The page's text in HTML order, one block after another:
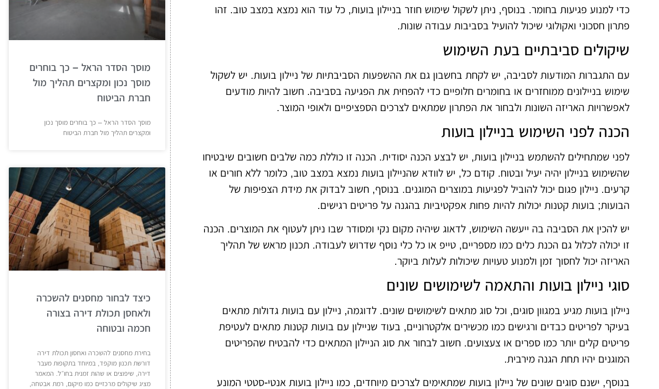
כדי למנוע פגיעות בחומר. בנוסף, ניתן לשקול שימוש חוזר בניילון בועות, כל עוד הוא נמצא במצב טוב. זהו
פתרון חסכוני ואקולוגי שיכול להועיל בסביבות עבודה שונות.
שיקולים סביבתיים בעת השימוש
עם התגברות המודעות לסביבה, יש לקחת בחשבון גם את ההשפעות הסביבתיות של ניילון בועות. יש לשקול
שימוש בניילונים ממוחזרים או בחומרים חלופיים כדי להפחית את הפגיעה בסביבה. חשוב להיות מודעים
לאפשרויות האריזה השונות ולבחור את הפתרון שמתאים לצרכים הספציפיים ולאופי המוצר.
הכנה לפני השימוש בניילון בועות
לפני שמתחילים להשתמש בניילון בועות, יש לבצע הכנה יסודית. הכנה זו כוללת כמה שלבים חשובים שיבטיחו
שהשימוש בניילון יהיה יעיל ובטוח. קודם כל, יש לוודא שהניילון בועות נמצא במצב טוב, כלומר ללא חורים או
קרעים. ניילון פגום יכול להוביל לפגיעות במוצרים המוגנים. בנוסף, חשוב לבדוק את מידת הצפיפות של
הבועות; בועות קטנות יכולות להיות פחות אפקטיביות בהגנה על פריטים רגישים.
יש להכין את הסביבה בה ייעשה השימוש, לדאוג שיהיה מקום נקי ומסודר שבו ניתן לעטוף את המוצרים. הכנה
זו יכולה לכלול גם הכנת כלים כמו מספריים, טייפ או כל כלי נוסף שדרוש לעבודה. תכנון מראש של תהליך
האריזה יכול לחסוך זמן ולמנוע טעויות שיכולות לעלות ביוקר.
סוגי ניילון בועות והתאמה לשימושים שונים
ניילון בועות מגיע במגוון סוגים, וכל סוג מתאים לשימושים שונים. לדוגמה, ניילון עם בועות גדולות מתאים
בעיקר לפריטים כבדים ורגישים כמו מכשירים אלקטרוניים, בעוד שניילון עם בועות קטנות מתאים לעטיפת
פריטים קלים יותר כמו ספרים או צעצועים. חשוב לבחור את סוג הניילון המתאים כדי להבטיח שהפריטים
המוגנים יהיו תחת הגנה מירבית.
בנוסף, ישנם סוגים שונים של ניילון בועות שמתאימים לצרכים מיוחדים, כמו ניילון בועות אנטי-סטטי המונע
מוסך הסדר הראל – כך בוחרים
מוסך נכון ומקצרים תהליך מול
חברת הביטוח
מוסך הסדר הראל – כך בוחרים מוסך נכון
ומקצרים תהליך מול חברת הביטוח
כיצד לבחור מחסנים להשכרה
ולאחסן תכולת דירה בצורה
חכמה ובטוחה
בחירת מחסנים להשכרה ואחסון תכולת דירה
דורשת תכנון מוקפד, במיוחד בתקופות מעבר
דירה, שיפוצים או שהות זמנית בחו״ל. המאמר
מציג שיקולים מרכזיים כמו מיקום, רמת אבטחה,